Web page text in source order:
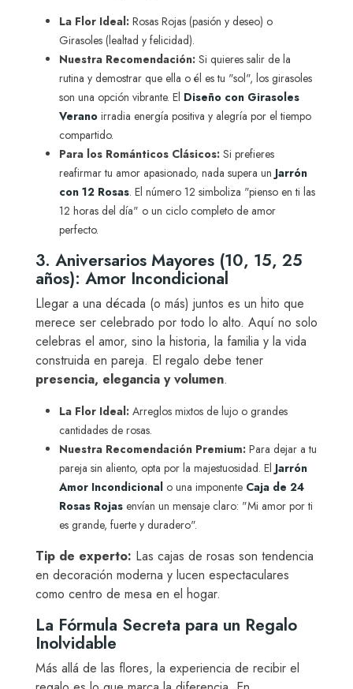
La Flor Ideal: Rosas Rojas (pasión y deseo) o
Girasoles (lealtad y felicidad).
Nuestra Recomendación: Si quieres salir de la
rutina y demostrar que ella o él es tu "sol", los girasoles
son una opción vibrante. El Diseño con Girasoles
Verano irradia energía positiva y alegría por el tiempo
compartido.
Para los Románticos Clásicos: Si prefieres
reafirmar tu amor apasionado, nada supera un Jarrón
con 12 Rosas. El número 12 simboliza "pienso en ti las
12 horas del día" o un ciclo completo de amor
perfecto.
3. Aniversarios Mayores (10, 15, 25
años): Amor Incondicional
Llegar a una década (o más) juntos es un hito que
merece ser celebrado por todo lo alto. Aquí no solo
celebras el amor, sino la historia, la familia y la vida
construida en pareja. El regalo debe tener
presencia, elegancia y volumen.
La Flor Ideal: Arreglos mixtos de lujo o grandes
cantidades de rosas.
Nuestra Recomendación Premium: Para dejar a tu
pareja sin aliento, opta por la majestuosidad. El Jarrón
Amor Incondicional o una imponente Caja de 24
Rosas Rojas envían un mensaje claro: "Mi amor por ti
es grande, fuerte y duradero".
Tip de experto: Las cajas de rosas son tendencia
en decoración moderna y lucen espectaculares
como centro de mesa en el hogar.
La Fórmula Secreta para un Regalo
Inolvidable
Más allá de las flores, la experiencia de recibir el